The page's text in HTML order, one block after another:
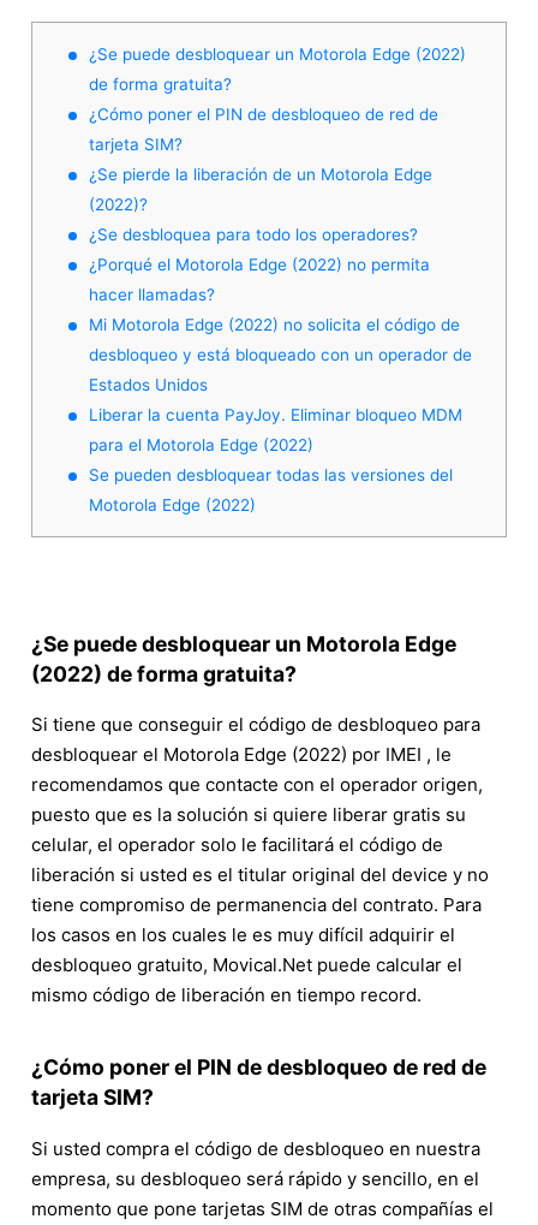
¿Se puede desbloquear un Motorola Edge (2022)
de forma gratuita?
¿Cómo poner el PIN de desbloqueo de red de
tarjeta SIM?
¿Se pierde la liberación de un Motorola Edge
(2022)?
¿Se desbloquea para todo los operadores?
¿Porqué el Motorola Edge (2022) no permita
hacer llamadas?
Mi Motorola Edge (2022) no solicita el código de
desbloqueo y está bloqueado con un operador de
Estados Unidos
Liberar la cuenta PayJoy. Eliminar bloqueo MDM
para el Motorola Edge (2022)
Se pueden desbloquear todas las versiones del
Motorola Edge (2022)
¿Se puede desbloquear un Motorola Edge
(2022) de forma gratuita?
Si tiene que conseguir el código de desbloqueo para
desbloquear el Motorola Edge (2022) por IMEI , le
recomendamos que contacte con el operador origen,
puesto que es la solución si quiere liberar gratis su
celular, el operador solo le facilitará el código de
liberación si usted es el titular original del device y no
tiene compromiso de permanencia del contrato. Para
los casos en los cuales le es muy difícil adquirir el
desbloqueo gratuito, Movical.Net puede calcular el
mismo código de liberación en tiempo record.
¿Cómo poner el PIN de desbloqueo de red de
tarjeta SIM?
Si usted compra el código de desbloqueo en nuestra
empresa, su desbloqueo será rápido y sencillo, en el
momento que pone tarjetas SIM de otras compañías el